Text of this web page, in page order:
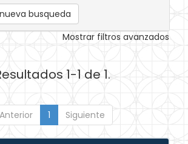
busqueda
Mostrar filtros avanzados
1-1 de 1.
Anterior 1 Siguiente